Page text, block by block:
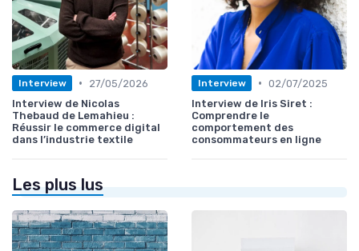
Interview •
27/05/2026
Interview de Nicolas
Thebaud de Lemahieu :
Réussir le commerce digital
dans l’industrie textile
Interview • 02/07/2025
Interview de Iris Siret :
Comprendre le
comportement des
consommateurs en ligne
Les plus lus